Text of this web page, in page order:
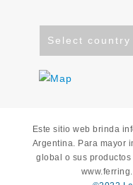
Select
country
territory
Este sitio web brinda
Argentina. Para mayor
global o sus